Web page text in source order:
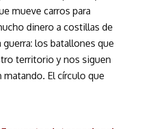
mueve carros para
dinero a costillas de
guerra: los batallones que
territorio y nos siguen
El círculo que